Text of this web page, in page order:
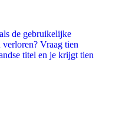
de gebruikelijke
Vraag tien
titel en je krijgt tien